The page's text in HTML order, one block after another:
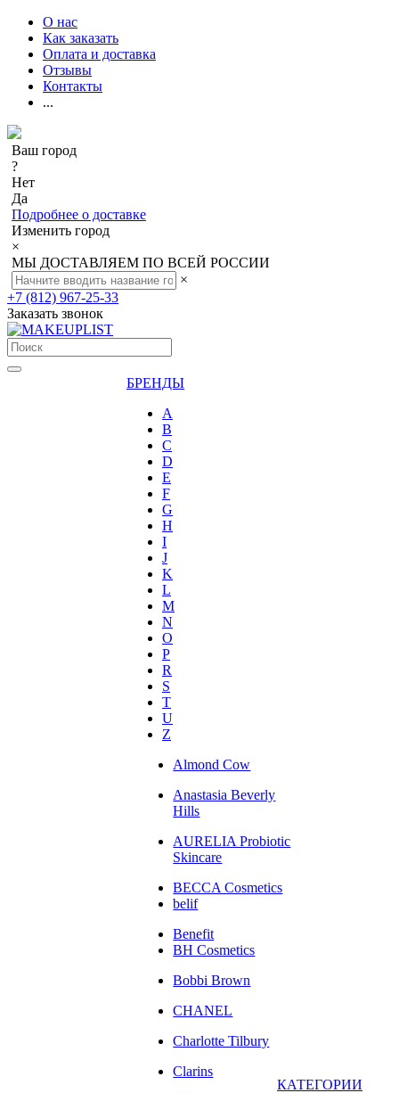
О нас
Как заказать
Оплата и доставка
Отзывы
Контакты
...
Ваш город
?
Нет
Да
Подробнее о доставке
Изменить город
×
МЫ ДОСТАВЛЯЕМ ПО ВСЕЙ РОССИИ
×
+7 (812) 967-25-33
Заказать звонок
БРЕНДЫ
A
B
C
D
E
F
G
H
I
J
K
L
M
N
O
P
R
S
T
U
Z
Almond Cow
Anastasia Beverly
Hills
AURELIA Probiotic
Skincare
BECCA Cosmetics
belif
Benefit
BH Cosmetics
Bobbi Brown
CHANEL
Charlotte Tilbury
Clarins
КАТЕГОРИИ